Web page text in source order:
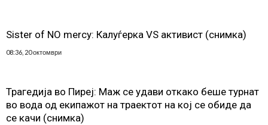
Sister of NO mercy: Калуѓерка VS активист (снимка)
08:36, 20 октомври
Трагедија во Пиреј: Маж се удави откако беше турнат
во вода од екипажот на траектот на кој се обиде да
се качи (снимка)